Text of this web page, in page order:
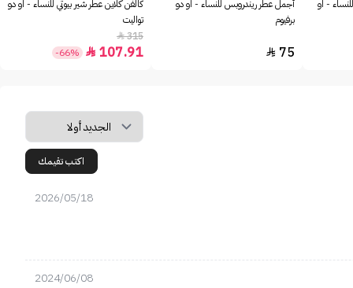
- او
أجمل عطر ريندروبس للنساء - او دو
برفيوم
75

كالفن كلاين عطر شير بيوتي للنساء - او دو
تواليت
315

107.91

-66%
اكتب تقيمك
2026/05/18
2024/06/08